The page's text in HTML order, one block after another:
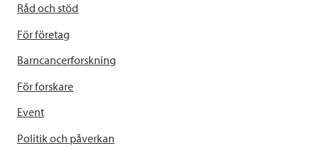
Råd och stöd
För företag
Barncancerforskning
För forskare
Event
Politik och påverkan